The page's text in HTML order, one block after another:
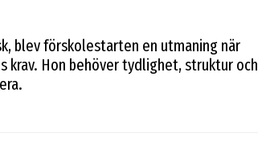
blev förskolestarten en utmaning när
krav. Hon behöver tydlighet, struktur och